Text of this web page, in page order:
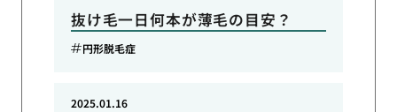
抜け毛一日何本が薄毛の目安？
円形脱毛症
2025.01.16